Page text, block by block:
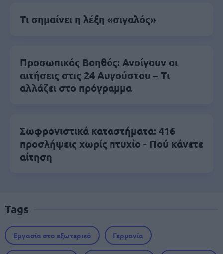
Τι σημαίνει η λέξη «σιγαλός»
Προσωπικός Βοηθός: Ανοίγουν οι
αιτήσεις στις 24 Αυγούστου – Τι
αλλάζει στο πρόγραμμα
Σωφρονιστικά καταστήματα: 416
προσλήψεις χωρίς πτυχίο - Πού κάνετε
αίτηση
Tags
Εργασία στο εξωτερικό Γερμανία